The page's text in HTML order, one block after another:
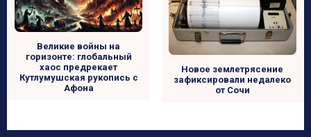
Великие войны на
горизонте: глобальный
хаос предрекает
Кутлумушская рукопись с
Афона
Новое землетрясение
зафиксировали недалеко
от Сочи